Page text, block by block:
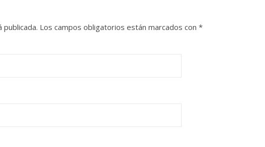
Los campos obligatorios están marcados con *